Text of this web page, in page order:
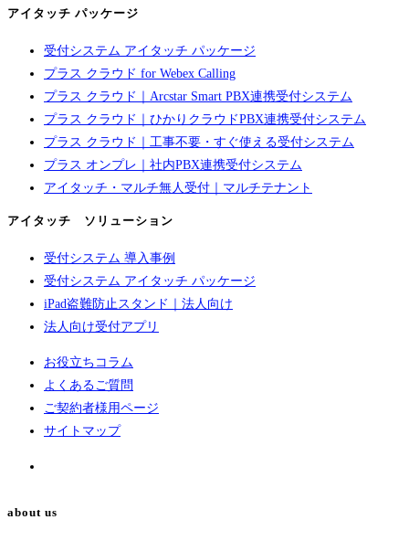
アイタッチ パッケージ
受付システム アイタッチ パッケージ
プラス クラウド for Webex Calling
プラス クラウド｜Arcstar Smart PBX連携受付システム
プラス クラウド｜ひかりクラウドPBX連携受付システム
プラス クラウド｜工事不要・すぐ使える受付システム
プラス オンプレ｜社内PBX連携受付システム
アイタッチ・マルチ無人受付｜マルチテナント
アイタッチ ソリューション
受付システム 導入事例
受付システム アイタッチ パッケージ
iPad盗難防止スタンド｜法人向け
法人向け受付アプリ
お役立ちコラム
よくあるご質問
ご契約者様用ページ
サイトマップ
about us